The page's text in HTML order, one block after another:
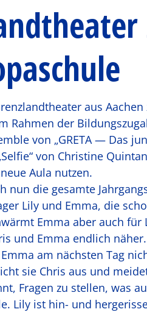
aus Aachen
Rahmen der
von „GRETA — Das
von Christine
Aula nutzen.
nun die gesamte
Lily und Emma, die
Emma aber auch für
und Emma endlich
am nächsten Tag
sie Chris aus und
Fragen zu stellen, was
Lily ist hin- und